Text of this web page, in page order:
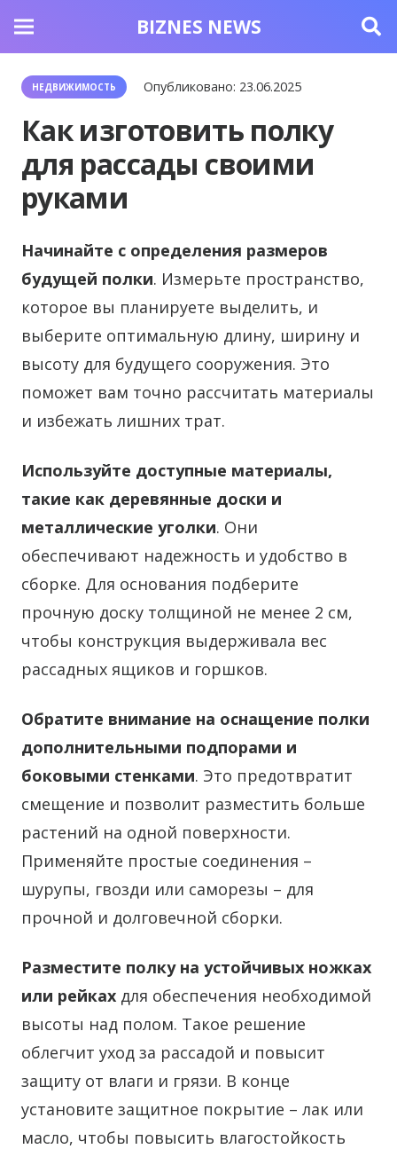
BIZNES NEWS
НЕДВИЖИМОСТЬ Опубликовано: 23.06.2025
Как изготовить полку
для рассады своими
руками
Начинайте с определения размеров
будущей полки. Измерьте пространство,
которое вы планируете выделить, и
выберите оптимальную длину, ширину и
высоту для будущего сооружения. Это
поможет вам точно рассчитать материалы
и избежать лишних трат.
Используйте доступные материалы,
такие как деревянные доски и
металлические уголки. Они
обеспечивают надежность и удобство в
сборке. Для основания подберите
прочную доску толщиной не менее 2 см,
чтобы конструкция выдерживала вес
рассадных ящиков и горшков.
Обратите внимание на оснащение полки
дополнительными подпорами и
боковыми стенками. Это предотвратит
смещение и позволит разместить больше
растений на одной поверхности.
Применяйте простые соединения –
шурупы, гвозди или саморезы – для
прочной и долговечной сборки.
Разместите полку на устойчивых ножках
или рейках для обеспечения необходимой
высоты над полом. Такое решение
облегчит уход за рассадой и повысит
защиту от влаги и грязи. В конце
установите защитное покрытие – лак или
масло, чтобы повысить влагостойкость